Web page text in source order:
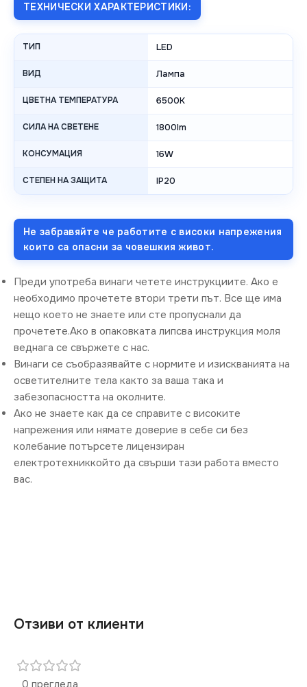
ТЕХНИЧЕСКИ ХАРАКТЕРИСТИКИ:
ТИП LED
ВИД Лампа
ЦВЕТНА ТЕМПЕРАТУРА 6500K
СИЛА НА СВЕТЕНЕ 1800lm
КОНСУМАЦИЯ 16W
СТЕПЕН НА ЗАЩИТА IP20
Не забравяйте че работите с високи напрежения
които са опасни за човешкия живот.
Преди употреба винаги четете инструкциите. Ако е
необходимо прочетете втори трети път. Все ще има
нещо което не знаете или сте пропуснали да
прочетете.Ако в опаковката липсва инструкция моля
веднага се свържете с нас.
Винаги се съобразявайте с нормите и изискванията на
осветителните тела както за ваша така и
забезопасността на околните.
Ако не знаете как да се справите с високите
напрежения или нямате доверие в себе си без
колебание потърсете лицензиран
електротехниккойто да свърши тази работа вместо
вас.
Отзиви от клиенти